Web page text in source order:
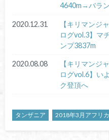
4640m→バラ
2020.12.31
【キリマンジ
ログvol.3】マ
ンプ3837m
2020.08.08
【キリマンジ
ログvol.6】い
ク登頂へ
タンザニア 2018年3月アフリ